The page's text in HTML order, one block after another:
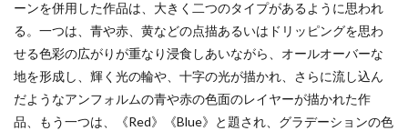
ーンを併用した作品は、大きく二つのタイプがあるように思われ
る。一つは、青や赤、黄などの点描あるいはドリッピングを思わ
せる色彩の広がりが重なり浸食しあいながら、オールオーバーな
地を形成し、輝く光の輪や、十字の光が描かれ、さらに流し込ん
だようなアンフォルムの青や赤の色面のレイヤーが描かれた作
品、もう一つは、《Red》《Blue》と題され、グラデーションの色